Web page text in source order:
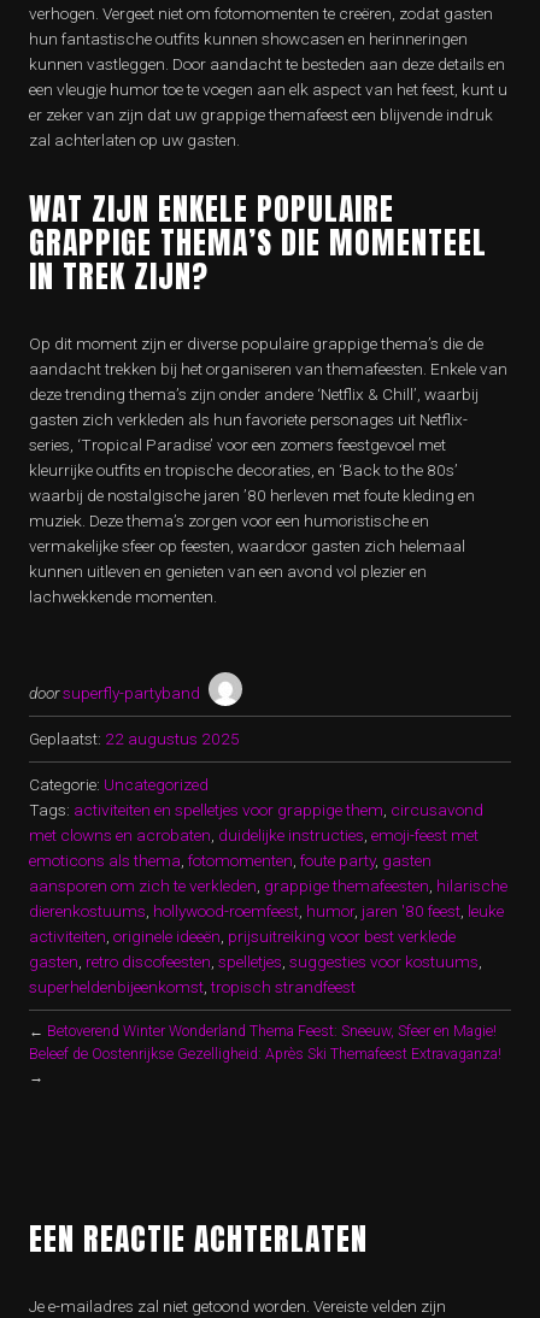
verhogen. Vergeet niet om fotomomenten te creëren, zodat gasten
hun fantastische outfits kunnen showcasen en herinneringen
kunnen vastleggen. Door aandacht te besteden aan deze details en
een vleugje humor toe te voegen aan elk aspect van het feest, kunt u
er zeker van zijn dat uw grappige themafeest een blijvende indruk
zal achterlaten op uw gasten.
WAT ZIJN ENKELE POPULAIRE
GRAPPIGE THEMA’S DIE MOMENTEEL
IN TREK ZIJN?
Op dit moment zijn er diverse populaire grappige thema’s die de
aandacht trekken bij het organiseren van themafeesten. Enkele van
deze trending thema’s zijn onder andere ‘Netflix & Chill’, waarbij
gasten zich verkleden als hun favoriete personages uit Netflix-
series, ‘Tropical Paradise’ voor een zomers feestgevoel met
kleurrijke outfits en tropische decoraties, en ‘Back to the 80s’
waarbij de nostalgische jaren ’80 herleven met foute kleding en
muziek. Deze thema’s zorgen voor een humoristische en
vermakelijke sfeer op feesten, waardoor gasten zich helemaal
kunnen uitleven en genieten van een avond vol plezier en
lachwekkende momenten.
doorsuperfly-partyband
Geplaatst: 22 augustus 2025
Categorie: Uncategorized
Tags: activiteiten en spelletjes voor grappige them circusavond
met clowns en acrobaten duidelijke instructies emoji-feest met
emoticons als thema fotomomenten foute party, gasten
aansporen om zich te verkleden grappige themafeesten hilarische
dierenkostuums hollywood-roemfeest humor, jaren '80 feest leuke
activiteiten originele ideeën prijsuitreiking voor best verklede
gasten retro discofeesten spelletjes suggesties voor kostuums
superheldenbijeenkomst ,tropisch strandfeest
← Betoverend Winter Wonderland Thema Feest: Sneeuw, Sfeer en Magie!
Beleef de Oostenrijkse Gezelligheid: Après Ski Themafeest Extravaganza!
→
EEN REACTIE ACHTERLATEN
Je e-mailadres zal niet getoond worden. Vereiste velden zijn